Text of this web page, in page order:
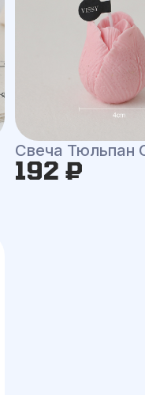
Свеча Тюльпан
192 ₽